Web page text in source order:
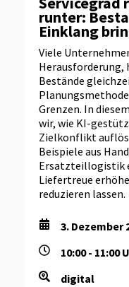
runter:
Einklang
Viele
Herausforderung,
Bestände
Grenzen. In
wir, wie KI-
Zielkonflikt
Beispiele aus
Ersatzteillogistik
Liefertreue
reduzieren lassen.
3. Dezember
10:00 - 11:00
digital